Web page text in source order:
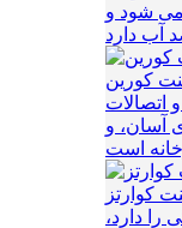
می شود و
کورین
اتصالات
آسان، و
کوارتز
دارد،